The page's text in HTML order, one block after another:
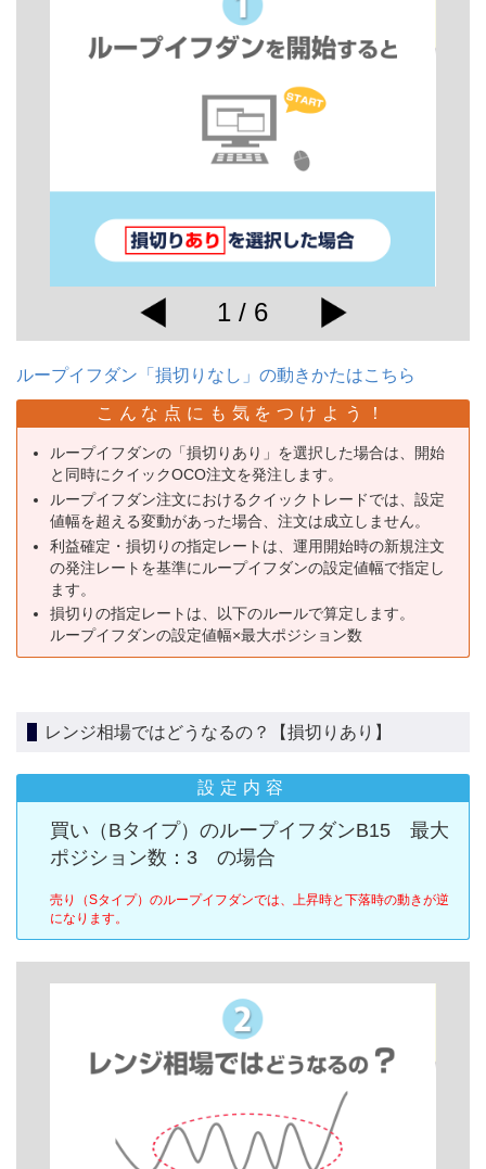
1 / 6
ループイフダン「損切りなし」の動きかたはこちら
こんな点にも気をつけよう！
ループイフダンの「損切りあり」を選択した場合は、開始
と同時にクイックOCO注文を発注します。
ループイフダン注文におけるクイックトレードでは、設定
値幅を超える変動があった場合、注文は成立しません。
利益確定・損切りの指定レートは、運用開始時の新規注文
の発注レートを基準にループイフダンの設定値幅で指定し
ます。
損切りの指定レートは、以下のルールで算定します。
ループイフダンの設定値幅×最大ポジション数
レンジ相場ではどうなるの？【損切りあり】
設定内容
買い（Bタイプ）のループイフダンB15 最大
ポジション数：3 の場合
売り（Sタイプ）のループイフダンでは、上昇時と下落時の動きが逆
になります。